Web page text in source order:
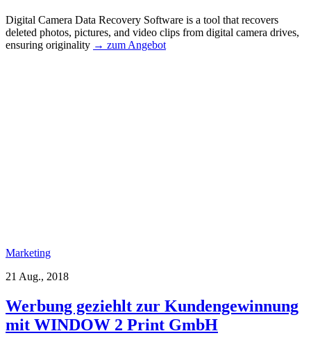
Digital Camera Data Recovery Software is a tool that recovers
deleted photos, pictures, and video clips from digital camera drives,
ensuring originality → zum Angebot
Marketing
21 Aug., 2018
Werbung geziehlt zur Kundengewinnung
mit WINDOW 2 Print GmbH